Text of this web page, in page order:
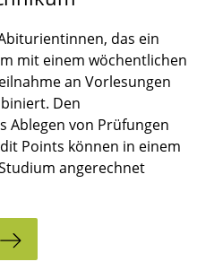
das ein
mit einem wöchentlichen
an Vorlesungen
Den
Ablegen von Prüfungen
Points können in einem
angerechnet